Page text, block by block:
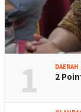
1 DAERAH
2